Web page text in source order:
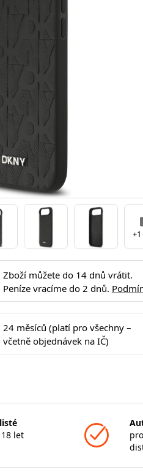
Zboží můžete do 14 dnů vrátit.
Peníze vracíme do 2 dnů.
24 měsíců (platí pro všechny –
včetně objednávek na IČ)
let